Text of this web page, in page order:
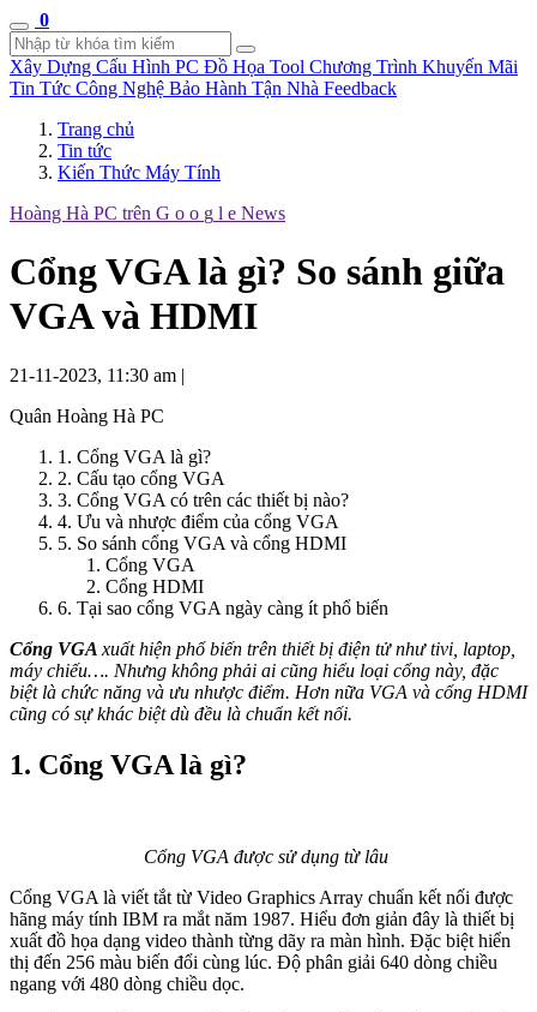
0
Xây Dựng Cấu Hình PC Đồ Họa Tool Chương Trình Khuyến Mãi
Tin Tức Công Nghệ Bảo Hành Tận Nhà Feedback
Trang chủ
Tin tức
Kiến Thức Máy Tính
Hoàng Hà PC trên G o o g l e News
Cổng VGA là gì? So sánh giữa
VGA và HDMI
21-11-2023, 11:30 am |
Quân Hoàng Hà PC
1. Cổng VGA là gì?
2. Cấu tạo cổng VGA
3. Cổng VGA có trên các thiết bị nào?
4. Ưu và nhược điểm của cổng VGA
5. So sánh cổng VGA và cổng HDMI
Cổng VGA
Cổng HDMI
6. Tại sao cổng VGA ngày càng ít phổ biến
Cổng VGA xuất hiện phổ biến trên thiết bị điện tử như tivi, laptop,
máy chiếu…. Nhưng không phải ai cũng hiểu loại cổng này, đặc
biệt là chức năng và ưu nhược điểm. Hơn nữa VGA và cổng HDMI
cũng có sự khác biệt dù đều là chuẩn kết nối.
1. Cổng VGA là gì?
Cổng VGA được sử dụng từ lâu
Cổng VGA là viết tắt từ Video Graphics Array chuẩn kết nối được
hãng máy tính IBM ra mắt năm 1987. Hiểu đơn giản đây là thiết bị
xuất đồ họa dạng video thành từng dãy ra màn hình. Đặc biệt hiển
thị đến 256 màu biến đổi cùng lúc. Độ phân giải 640 dòng chiều
ngang với 480 dòng chiều dọc.